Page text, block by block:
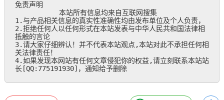
免责声明
本站所有信息均来自互联网搜集
1.与产品相关信息的真实性准确性均由发布单位及个人负责，
2.拒绝任何人以任何形式在本站发表与中华人民共和国法律相
抵触的言论
3.请大家仔细辨认！并不代表本站观点,本站对此不承担任何相
关法律责任！
4.如果发现本网站有任何文章侵犯你的权益,请立刻联系本站站
长[QQ:775191930]，通知给予删除